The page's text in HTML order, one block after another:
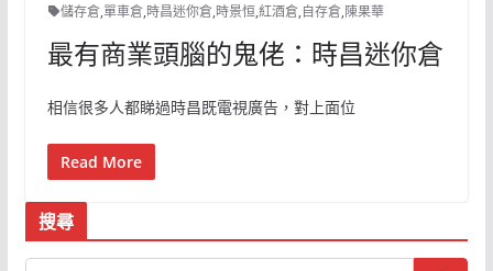
儲存倉,單車倉,時昌迷你倉,時景恒,紅酒倉,自存倉,陳果華
最有商業頭腦的鬼佬：時昌迷你倉
相信很多人都睇過時昌既電視廣告，對上面位
Read More
搜尋